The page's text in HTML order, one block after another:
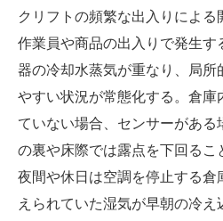
クリフトの頻繁な出入りによる
作業員や商品の出入りで発生す
器の冷却水蒸気が重なり、局所
やすい状況が常態化する。倉庫
ていない場合、センサーがある
の裏や床際では露点を下回るこ
夜間や休日は空調を停止する倉
えられていた湿気が早朝の冷え